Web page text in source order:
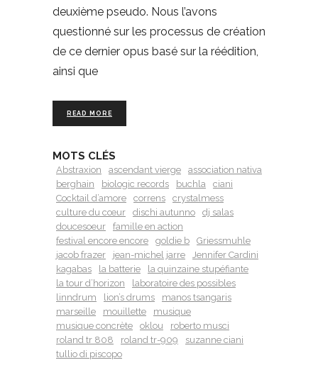
deuxième pseudo. Nous l’avons
questionné sur les processus de création
de ce dernier opus basé sur la réédition,
ainsi que
READ MORE
MOTS CLÉS
Abstraxion ascendant vierge
association nativa
berghain
biologic records buchla
ciani
Cocktail d’amore
correns
crystalmess
culture du cœur
dischi autunno
dj salas
doucesoeur
famille en action
festival encore encore
goldie b
Griessmuhle
jacob frazer
jean-michel jarre
Jennifer Cardini
kagabas
la batterie
la quinzaine stupéfiante
la tour d’horizon
laboratoire des possibles
linndrum
lion’s drums
manos tsangaris
marseille
mouillette
musique
musique concrète
oklou
roberto musci
roland tr 808
roland tr-909
suzanne ciani
tullio di piscopo